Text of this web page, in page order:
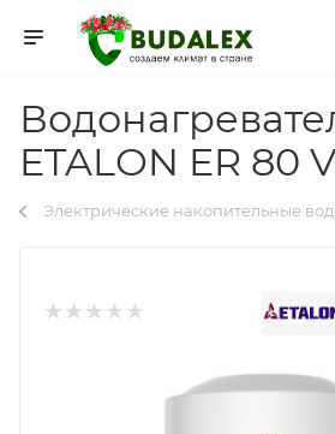
ETALON ER 80 V
Электрические накопительные